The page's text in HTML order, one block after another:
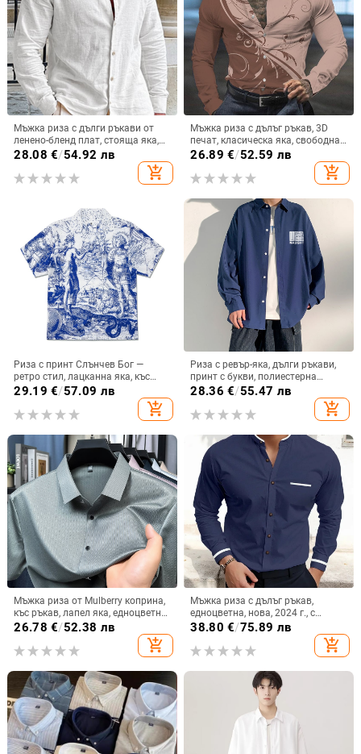
Мъжка риза с дълги ръкави от
ленено-бленд плат, стояща яка,
дишаща, ежедневна за пролет и
28.08 €/54.92 лв
add_shopping_cart
Мъжка риза с дълъг ръкав, 3D
печат, класическа яка, свободна
кройка, 90% полиестер
26.89 €/52.59 лв
add_shopping_cart
Риза с принт Слънчев Бог —
ретро стил, лацканна яка, къс
ръкав, свободна кройка
29.19 €/57.09 лв
add_shopping_cart
Риза с ревър-яка, дълги ръкави,
принт с букви, полиестерна
материя, свободна кройка
28.36 €/55.47 лв
add_shopping_cart
Мъжка риза от Mulberry коприна,
къс ръкав, лапел яка, едноцветна,
свободна кройка
26.78 €/52.38 лв
add_shopping_cart
Мъжка риза с дълъг ръкав,
едноцветна, нова, 2024 г., с
джобен дизайн и райета, красива,
38.80 €/75.89 лв
add_shopping_cart